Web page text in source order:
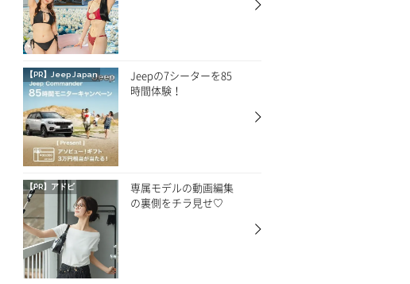
【PR】 Jeep Japan
Jeepの7シーターを85
時間体験！
【PR】アドビ
専属モデルの動画編集
の裏側をチラ見せ♡